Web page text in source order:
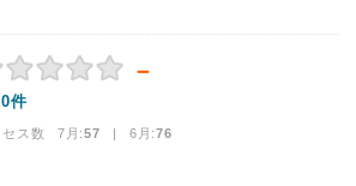
－
0件
セス数 7月:57 | 6月:76